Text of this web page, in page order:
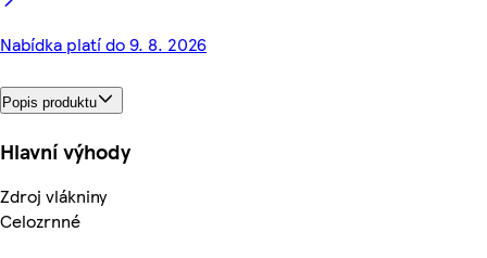
Nabídka platí do 9. 8. 2026
Popis produktu
Hlavní výhody
Zdroj vlákniny
Celozrnné